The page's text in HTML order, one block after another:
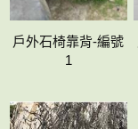
戶外石椅靠背-編號
1